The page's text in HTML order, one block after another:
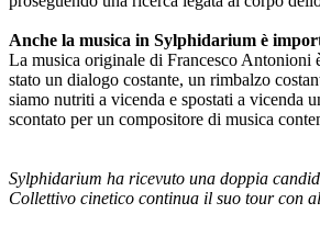
Anche la musica in Sylphidarium è
La musica originale di Francesco Antonioni
stato un dialogo costante, un rimbalzo
siamo nutriti a vicenda e spostati a vicenda
scontato per un compositore di musica
Sylphidarium ha ricevuto una doppia
Collettivo cinetico continua il suo tour con